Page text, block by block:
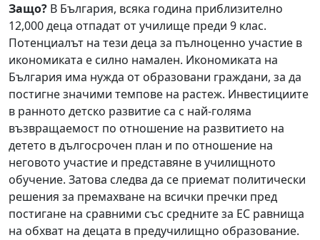
Защо? В България, всяка година приблизително
12,000 деца отпадат от училище преди 9 клас.
Потенциалът на тези деца за пълноценно участие в
икономиката е силно намален. Икономиката на
България има нужда от образовани граждани, за да
постигне значими темпове на растеж. Инвестициите
в ранното детско развитие са с най-голяма
възвращаемост по отношение на развитието на
детето в дългосрочен план и по отношение на
неговото участие и представяне в училищното
обучение. Затова следва да се приемат политически
решения за премахване на всички пречки пред
постигане на сравними със средните за ЕС равнища
на обхват на децата в предучилищно образование.